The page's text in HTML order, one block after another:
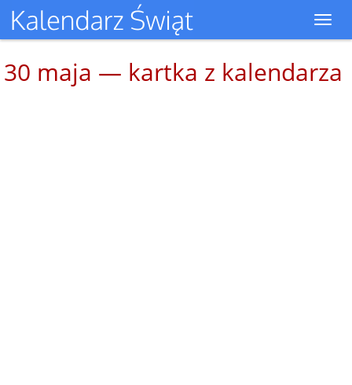
30 maja — kartka z kalendarza